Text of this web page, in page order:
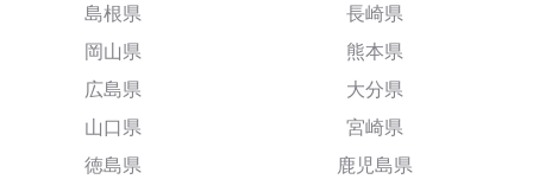
島根県
岡山県
広島県
山口県
徳島県
長崎県
熊本県
大分県
宮崎県
鹿児島県